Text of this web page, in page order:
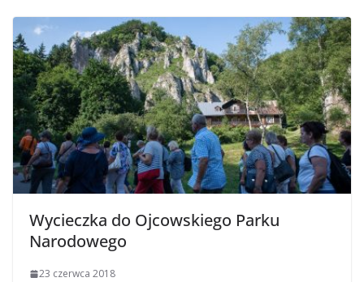
Wycieczka do Ojcowskiego Parku
Narodowego
23 czerwca 2018